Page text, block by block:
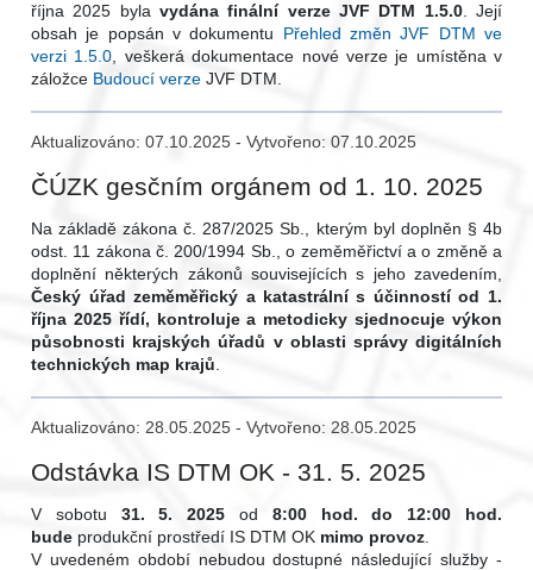
října 2025 bylavydána finální verze JVF DTM 1.5.0. Její
obsah je popsán v dokumentu Přehled změn JVF DTM ve
verzi 1.5.0, veškerá dokumentace nové verze je umístěna v
záložce Budoucí verze JVF DTM.
Aktualizováno: 07.10.2025 - Vytvořeno: 07.10.2025
ČÚZK gesčním orgánem od 1. 10. 2025
Na základě zákona č. 287/2025 Sb., kterým byl doplněn § 4b
odst. 11 zákona č. 200/1994 Sb., o zeměměřictví a o změně a
doplnění některých zákonů souvisejících s jeho zavedením,
Český úřad zeměměřický a katastrální s účinností od 1.
října 2025 řídí, kontroluje a metodicky sjednocuje výkon
působnosti krajských úřadů v oblasti správy digitálních
technických map krajů
Aktualizováno: 28.05.2025 - Vytvořeno: 28.05.2025
Odstávka IS DTM OK - 31. 5. 2025
V sobotu 31. 5. 2025 od 8:00 hod. do 12:00 hod.
bude produkční prostředí IS DTM OK mimo provoz
V uvedeném období nebudou dostupné následující služby -